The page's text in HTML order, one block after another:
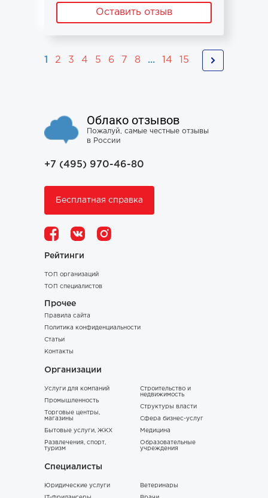
Оставить отзыв
1 2 3 4 5 6 7 8 ... 14 15
Облако отзывов
Пожалуй, самые честные отзывы
в России
+7 (495) 970-46-80
Бесплатная справка
Рейтинги
ТОП организаций
ТОП специалистов
Прочее
Правила сайта
Политика конфиденциальности
Статьи
Контакты
Организации
Услуги для компаний
Промышленность
Торговые центры,
магазины
Бытовые услуги, ЖКХ
Развлечения, спорт,
туризм
Строительство и
недвижимость
Структуры власти
Сфера бизнес-услуг
Медицина
Образовательные
учреждения
Специалисты
Юридические услуги Ветеринары